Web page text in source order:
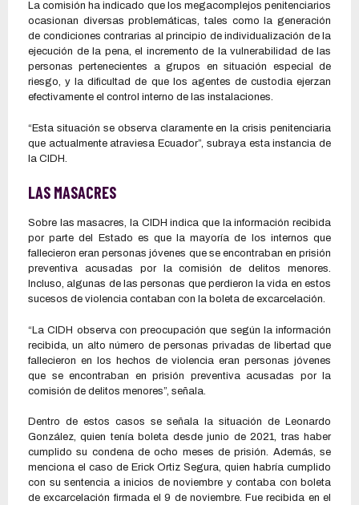
La comisión ha indicado que los megacomplejos penitenciarios
ocasionan diversas problemáticas, tales como la generación
de condiciones contrarias al principio de individualización de la
ejecución de la pena, el incremento de la vulnerabilidad de las
personas pertenecientes a grupos en situación especial de
riesgo, y la dificultad de que los agentes de custodia ejerzan
efectivamente el control interno de las instalaciones.
“Esta situación se observa claramente en la crisis penitenciaria
que actualmente atraviesa Ecuador”, subraya esta instancia de
la CIDH.
LAS MASACRES
Sobre las masacres, la CIDH indica que la información recibida
por parte del Estado es que la mayoría de los internos que
fallecieron eran personas jóvenes que se encontraban en prisión
preventiva acusadas por la comisión de delitos menores.
Incluso, algunas de las personas que perdieron la vida en estos
sucesos de violencia contaban con la boleta de excarcelación.
“La CIDH observa con preocupación que según la información
recibida, un alto número de personas privadas de libertad que
fallecieron en los hechos de violencia eran personas jóvenes
que se encontraban en prisión preventiva acusadas por la
comisión de delitos menores”, señala.
Dentro de estos casos se señala la situación de Leonardo
González, quien tenía boleta desde junio de 2021, tras haber
cumplido su condena de ocho meses de prisión. Además, se
menciona el caso de Erick Ortiz Segura, quien habría cumplido
con su sentencia a inicios de noviembre y contaba con boleta
de excarcelación firmada el 9 de noviembre. Fue recibida en el